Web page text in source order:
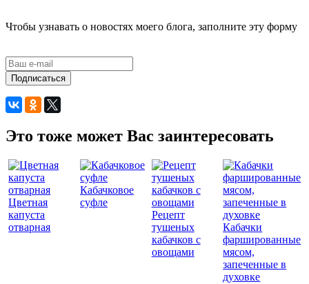
Чтобы узнавать о новостях моего блога, заполните эту форму
Подписаться
Это тоже может Вас заинтересовать
Цветная
капуста
отварная
Кабачковое
суфле
Рецепт
тушеных
кабачков с
овощами
Кабачки
фаршированные
мясом,
запеченные в
духовке